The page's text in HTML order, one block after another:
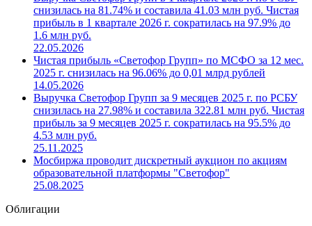
снизилась на 81.74% и составила 41.03 млн руб. Чистая
прибыль в 1 квартале 2026 г. сократилась на 97.9% до
1.6 млн руб.
22.05.2026
Чистая прибыль «Светофор Групп» по МСФО за 12 мес.
2025 г. снизилась на 96.06% до 0,01 млрд рублей
14.05.2026
Выручка Светофор Групп за 9 месяцев 2025 г. по РСБУ
снизилась на 27.98% и составила 322.81 млн руб. Чистая
прибыль за 9 месяцев 2025 г. сократилась на 95.5% до
4.53 млн руб.
25.11.2025
Мосбиржа проводит дискретный аукцион по акциям
образовательной платформы "Светофор"
25.08.2025
Облигации